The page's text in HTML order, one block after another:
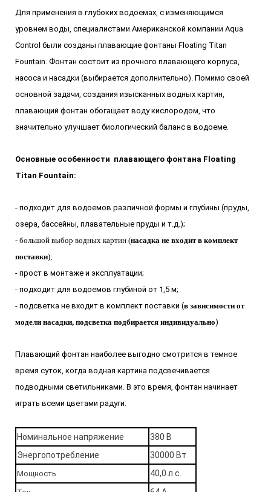
Для применения в глубоких водоемах, с изменяющимся
уровнем воды, специалистами Американской компании Aqua
Control были созданы плавающие фонтаны Floating Titan
Fountain. Фонтан состоит из прочного плавающего корпуса,
насоса и насадки (выбирается дополнительно). Помимо своей
основной задачи, создания изысканных водных картин,
плавающий фонтан обогащает воду кислородом, что
значительно улучшает биологический баланс в водоеме.
Основные особенности плавающего фонтана Floating
Titan Fountain:
- подходит для водоемов различной формы и глубины (пруды,
озера, бассейны, плавательные пруды и т.д.);
- большой выбор водных картин (насадка не входит в комплект
поставки);
- прост в монтаже и эксплуатации;
- подходит для водоемов глубиной от 1,5 м;
- подсветка не входит в комплект поставки (в зависимости от
модели насадки, подсветка подбирается индивидуально)
Плавающий фонтан наиболее выгодно смотрится в темное
время суток, когда водная картина подсвечивается
подводными светильниками. В это время, фонтан начинает
играть всеми цветами радуги.
Номинальное напряжение
380 В
Энергопотребление
30000 Вт
Мощность 40,0 л.с.